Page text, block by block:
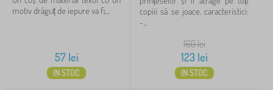
motiv drăguț de iepure va fi,...
57lei
IN STOC
copiii să se joace. caracteristici:
-...
160lei
123lei
IN STOC